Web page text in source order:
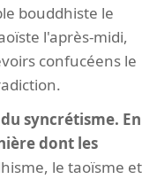
bouddhiste le
l'après-midi,
confucéens le
syncrétisme. En
dont les
le taoïsme et